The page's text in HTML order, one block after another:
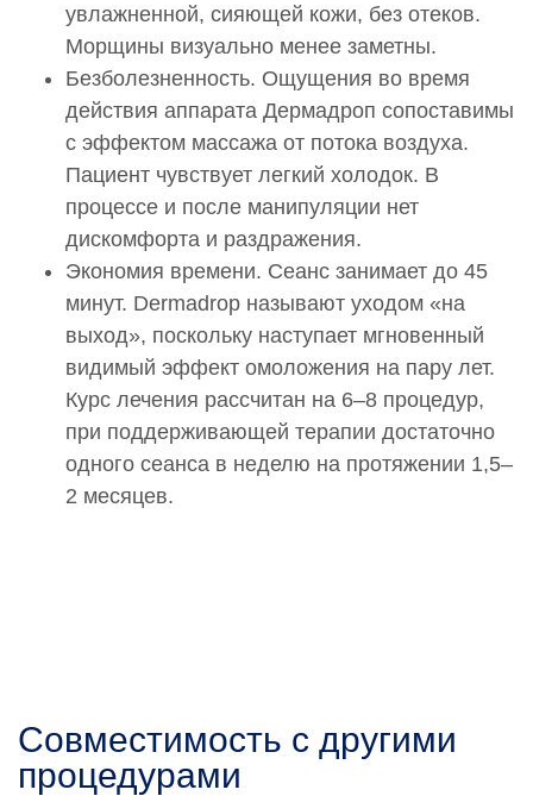
увлажненной, сияющей кожи, без отеков.
Морщины визуально менее заметны.
Безболезненность. Ощущения во время
действия аппарата Дермадроп сопоставимы
с эффектом массажа от потока воздуха.
Пациент чувствует легкий холодок. В
процессе и после манипуляции нет
дискомфорта и раздражения.
Экономия времени. Сеанс занимает до 45
минут. Dermadrop называют уходом «на
выход», поскольку наступает мгновенный
видимый эффект омоложения на пару лет.
Курс лечения рассчитан на 6–8 процедур,
при поддерживающей терапии достаточно
одного сеанса в неделю на протяжении 1,5–
2 месяцев.
Совместимость с другими
процедурами